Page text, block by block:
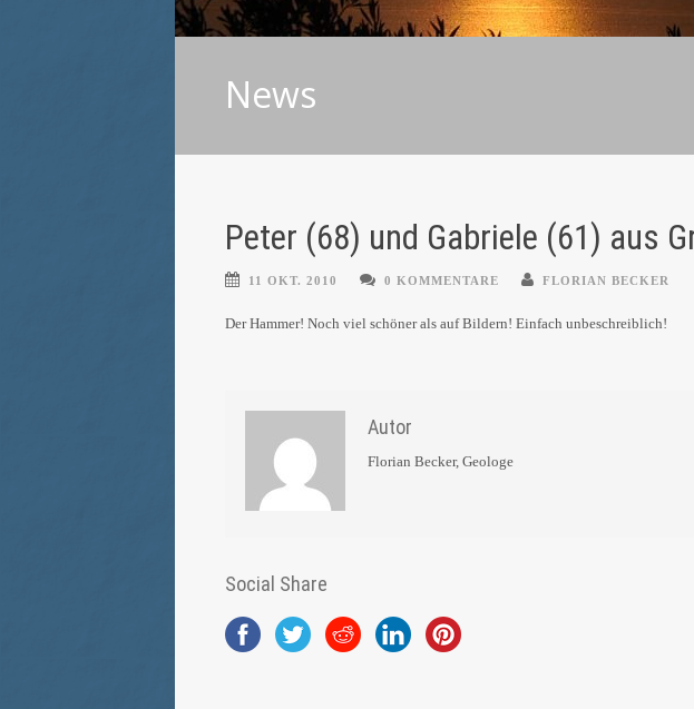
News
Peter (68) und Gabriele (61) aus
11 OKT. 2010 0 KOMMENTARE FLORIAN BECKER
Der Hammer! Noch viel schöner als auf Bildern! Einfach unbeschreiblich!
Autor
Florian Becker, Geologe
Social Share